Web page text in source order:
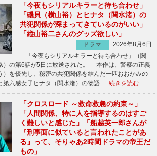
「今夜もシリアルキラーと待ち合わせ」
「磯貝（横山裕）とヒナタ（関水渚）の
共犯関係が深まってきているのがいい」
「縦山裕二さんのグッズ欲しい」
ドラマ
2026年8月6日
「今夜もシリアルキラーと待ち合わせ」（関
）の第6話が5日に放送された。 本作は、警察の正義
）を優先し、秘密の共犯関係を結んだ一匹おおかみの
第六感女子ヒナタ（関水渚）の物語 … 続きを読む
「クロスロード ～救命救急の約束～」
「人間関係、特に人を指導するのはすご
く難しいと感じた」「船越英一郎さんが
『刑事面に似ていると言われたことがあ
る』って、そりゃあ2時間ドラマの帝王だ
もの」